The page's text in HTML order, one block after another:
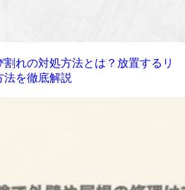
れの対処方法とは？放置するリ
法を徹底解説